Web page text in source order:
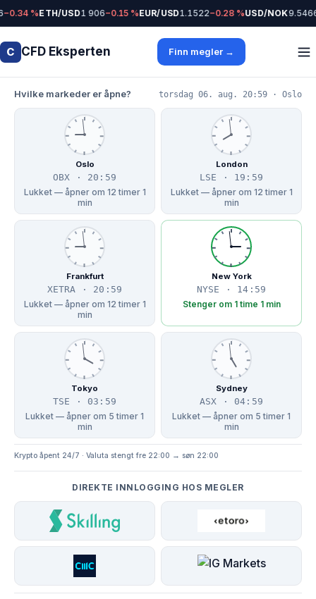
%ETH/USD1 906−0.15 %EUR/USD1.1522−0.28 %USD/NOK9.5466
C CFD Eksperten Finn megler →
Hvilke markeder er åpne? torsdag 06. aug. 20:59 · Oslo
Oslo
OBX · 20:59
Lukket — åpner om 12 timer 1
min
London
LSE · 19:59
Lukket — åpner om 12 timer 1
min
Frankfurt
XETRA · 20:59
Lukket — åpner om 12 timer 1
min
New York
NYSE · 14:59
Stenger om 1 time 1 min
Tokyo
TSE · 03:59
Lukket — åpner om 5 timer 1
min
Sydney
ASX · 04:59
Lukket — åpner om 5 timer 1
min
Krypto åpent 24/7 · Valuta stengt fre 22:00 → søn 22:00
DIREKTE INNLOGGING HOS MEGLER